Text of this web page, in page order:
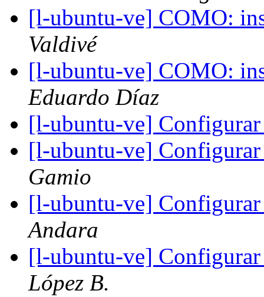
[l-ubuntu-ve] COMO:
Valdivé
[l-ubuntu-ve] COMO:
Eduardo Díaz
[l-ubuntu-ve]
[l-ubuntu-ve]
Gamio
[l-ubuntu-ve]
Andara
[l-ubuntu-ve]
López B.